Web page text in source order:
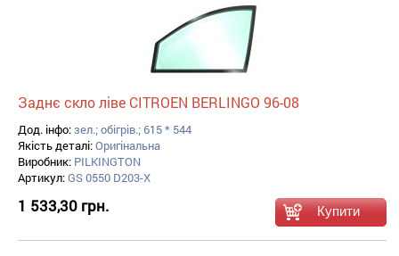
Заднє скло ліве CITROEN BERLINGO 96-08
Дод. інфо:зел.; обігрів.; 615 * 544
Якість деталі:Оригінальна
Виробник: PILKINGTON
Артикул:GS 0550 D203-X
1 533,30 грн.